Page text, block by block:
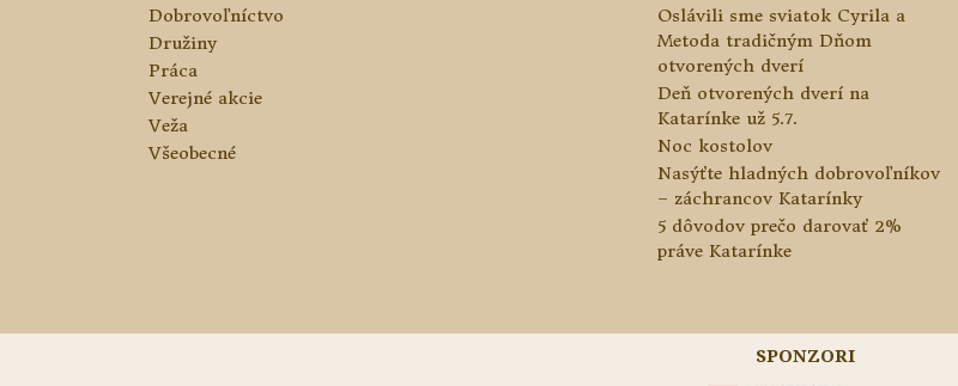
Dobrovoľníctvo
Družiny
Práca
Verejné akcie
Veža
Všeobecné
Oslávili sme sviatok Cyrila a
Metoda tradičným Dňom
otvorených dverí
Deň otvorených dverí na
Katarínke už 5.7.
Noc kostolov
Nasýťte hladných dobrovoľníkov
– záchrancov Katarínky
5 dôvodov prečo darovať 2%
práve Katarínke
SPONZORI